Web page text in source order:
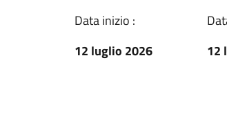
Data inizio :
12 luglio 2026
12